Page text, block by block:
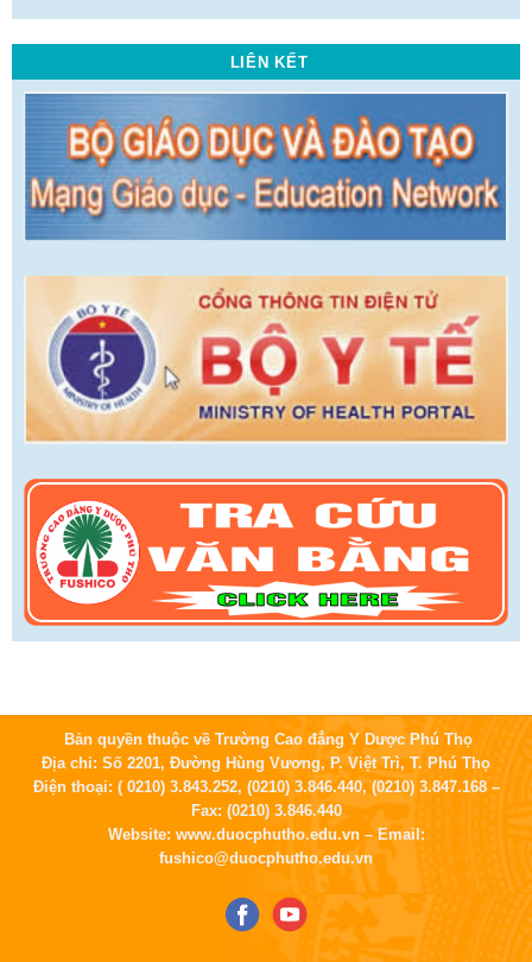
LIÊN KẾT
Bản quyền thuộc về Trường Cao đẳng Y Dược Phú Thọ
Địa chỉ: Số 2201, Đường Hùng Vương, P. Việt Trì, T. Phú Thọ
Điện thoại: ( 0210) 3.843.252, (0210) 3.846.440, (0210) 3.847.168 –
Fax: (0210) 3.846.440
Website: www.duocphutho.edu.vn – Email:
fushico@duocphutho.edu.vn